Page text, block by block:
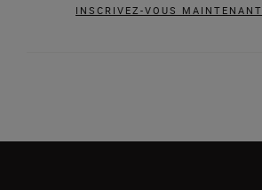
INSCRIVEZ-VOUS MAINTENANT